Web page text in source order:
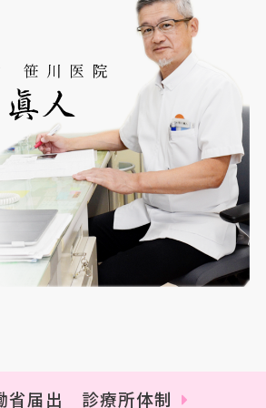
省届出 診療所体制